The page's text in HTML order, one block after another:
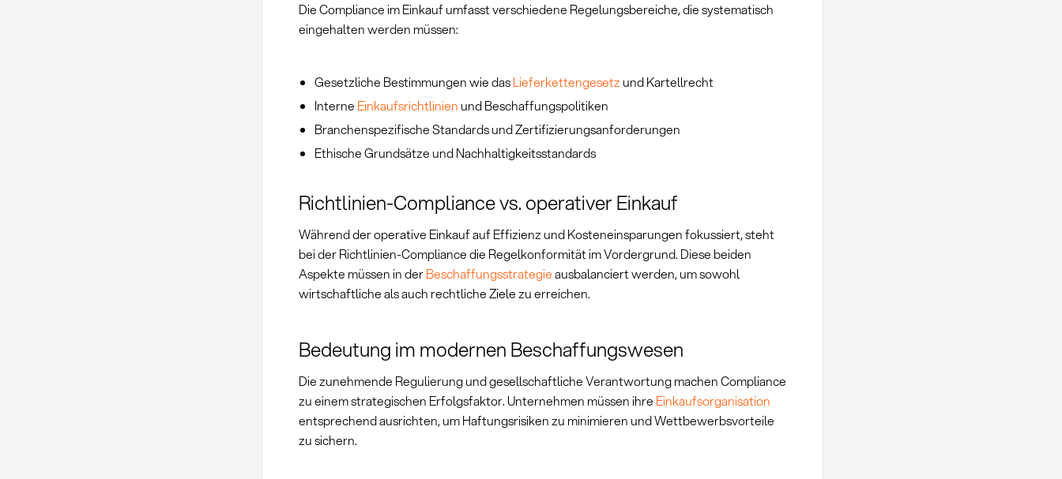
Die Compliance im Einkauf umfasst verschiedene Regelungsbereiche, die systematisch
eingehalten werden müssen:
Gesetzliche Bestimmungen wie dasLieferkettengesetz und Kartellrecht
Interne Einkaufsrichtlinien und Beschaffungspolitiken
Branchenspezifische Standards und Zertifizierungsanforderungen
Ethische Grundsätze und Nachhaltigkeitsstandards
Richtlinien-Compliance vs. operativer Einkauf
Während der operative Einkauf auf Effizienz und Kosteneinsparungen fokussiert, steht
bei der Richtlinien-Compliance die Regelkonformität im Vordergrund. Diese beiden
Aspekte müssen in derBeschaffungsstrategieausbalanciert werden, um sowohl
wirtschaftliche als auch rechtliche Ziele zu erreichen.
Bedeutung im modernen Beschaffungswesen
Die zunehmende Regulierung und gesellschaftliche Verantwortung machen Compliance
zu einem strategischen Erfolgsfaktor. Unternehmen müssen ihre Einkaufsorganisation
entsprechend ausrichten, um Haftungsrisiken zu minimieren und Wettbewerbsvorteile
zu sichern.